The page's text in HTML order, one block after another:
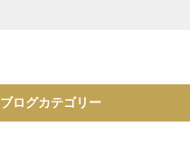
ブログカテゴリー